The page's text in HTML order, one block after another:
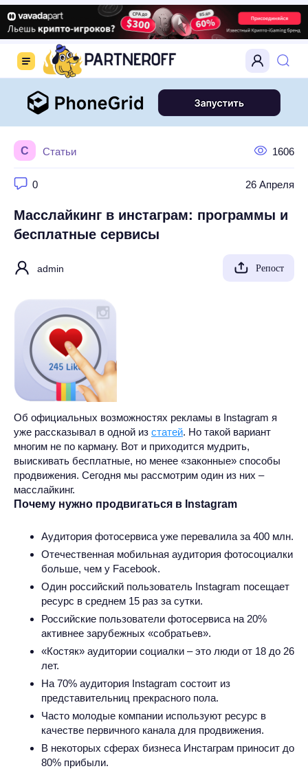
С Статьи 1606
26 Апреля
0
Масслайкинг в инстаграм: программы и
бесплатные сервисы
admin Репост
Об официальных возможностях рекламы в Instagram я
уже рассказывал в одной из статей. Но такой вариант
многим не по карману. Вот и приходится мудрить,
выискивать бесплатные, но менее «законные» способы
продвижения. Сегодня мы рассмотрим один из них –
масслайкинг.
Почему нужно продвигаться в Instagram
Аудитория фотосервиса уже перевалила за 400 млн.
Отечественная мобильная аудитория фотосоциалки
больше, чем у Facebook.
Один российский пользователь Instagram посещает
ресурс в среднем 15 раз за сутки.
Российские пользователи фотосервиса на 20%
активнее зарубежных «собратьев».
«Костяк» аудитории социалки – это люди от 18 до 26
лет.
На 70% аудитория Instagram состоит из
представительниц прекрасного пола.
Часто молодые компании используют ресурс в
качестве первичного канала для продвижения.
В некоторых сферах бизнеса Инстаграм приносит до
80% прибыли.